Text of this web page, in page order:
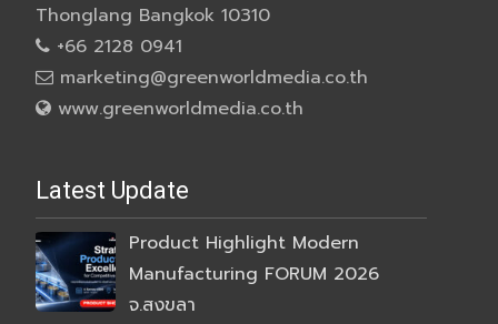
Thonglang Bangkok 10310
+66 2128 0941
marketing@greenworldmedia.co.th
www.greenworldmedia.co.th
Latest Update
Product Highlight Modern
Manufacturing FORUM 2026
จ.สงขลา